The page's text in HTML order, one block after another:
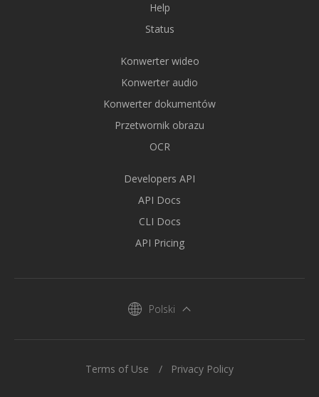
Help
Status
Konwerter wideo
Konwerter audio
Konwerter dokumentów
Przetwornik obrazu
OCR
Developers API
API Docs
CLI Docs
API Pricing
Polski
Terms of Use Privacy Policy